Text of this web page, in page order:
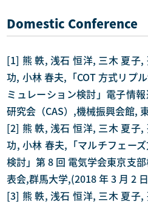
Domestic Conference
[1] 熊 軼, 浅石 恒洋, 三木 夏子
功, 小林 春夫,「COT 方式リプ
ミュレーション検討」電子情
研究会（CAS）,機械振興会館,
[2] 熊 軼, 浅石 恒洋, 三木 夏子
功, 小林 春夫,「マルチフェー
検討」第 8 回 電気学会東京支
表会,群馬大学,(2018 年 3 月 2
[3] 熊 軼, 浅石 恒洋, 三木 夏子